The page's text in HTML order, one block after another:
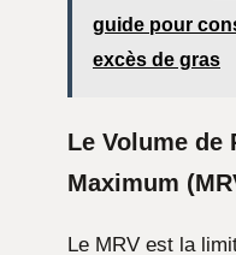
guide pour
excès de gras
Le Volume de
Maximum
Le MRV est la